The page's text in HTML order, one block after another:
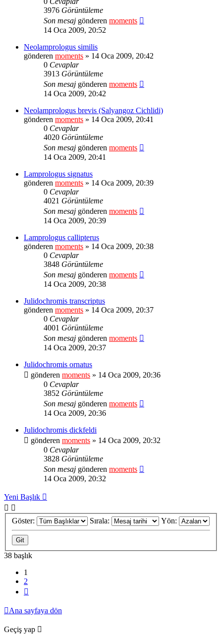
3976 Görüntüleme
Son mesaj gönderen moments
14 Oca 2009, 20:52
Neolamprologus similis
gönderen moments » 14 Oca 2009, 20:42
0 Cevaplar
3913 Görüntüleme
Son mesaj gönderen moments
14 Oca 2009, 20:42
Neolamprologus brevis (Salyangoz Cichlidi)
gönderen moments » 14 Oca 2009, 20:41
0 Cevaplar
4020 Görüntüleme
Son mesaj gönderen moments
14 Oca 2009, 20:41
Lamprologus signatus
gönderen moments » 14 Oca 2009, 20:39
0 Cevaplar
4021 Görüntüleme
Son mesaj gönderen moments
14 Oca 2009, 20:39
Lamprologus callipterus
gönderen moments » 14 Oca 2009, 20:38
0 Cevaplar
3848 Görüntüleme
Son mesaj gönderen moments
14 Oca 2009, 20:38
Julidochromis transcriptus
gönderen moments » 14 Oca 2009, 20:37
0 Cevaplar
4001 Görüntüleme
Son mesaj gönderen moments
14 Oca 2009, 20:37
Julidochromis ornatus
gönderen moments » 14 Oca 2009, 20:36
0 Cevaplar
3852 Görüntüleme
Son mesaj gönderen moments
14 Oca 2009, 20:36
Julidochromis dickfeldi
gönderen moments » 14 Oca 2009, 20:32
0 Cevaplar
3828 Görüntüleme
Son mesaj gönderen moments
14 Oca 2009, 20:32
Yeni Başlık
Göster: Sırala: Yön:
38 başlık
1
2
Ana sayfaya dön
Geçiş yap